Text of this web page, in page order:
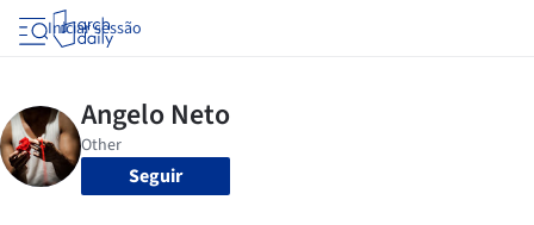
Iniciar sessão
Seguir